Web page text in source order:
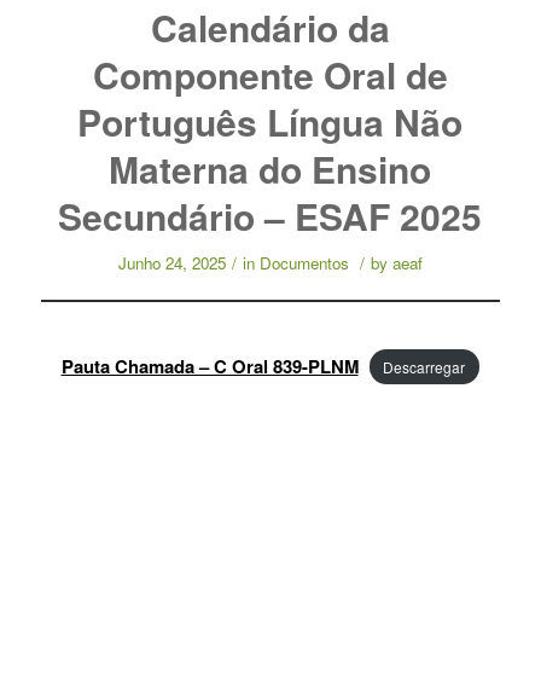
Calendário da
Componente Oral de
Português Língua Não
Materna do Ensino
Secundário – ESAF 2025
Junho 24, 2025 / in Documentos / by aeaf
Pauta Chamada – C Oral 839-PLNM Descarregar